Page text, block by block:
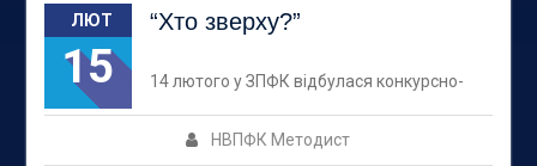
ЛЮТ
15
“Хто зверху?”
НВПФК Методист
14 лютого у ЗПФК відбулася конкурсно-